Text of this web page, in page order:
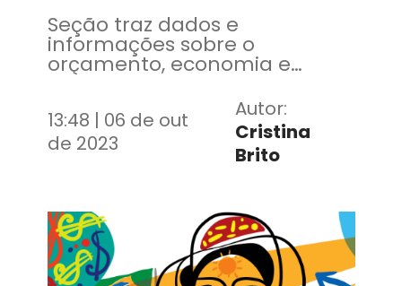
Seção traz dados e
informações sobre o
orçamento, economia e
dados históricos do Ceará.
Veja a nova configuração do
Governo do Ceará, com
apuração sobre as mudanças
13:48 | 06 de out
de 2023
Autor:
Cristina
Brito